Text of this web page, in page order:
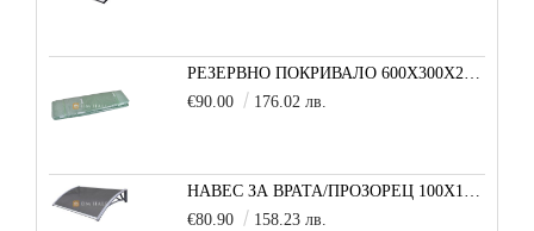
РЕЗЕРВНО ПОКРИВАЛО 600X300X200 CM SOLE TERRA STRONG ЗА ТУНЕЛНА ОРАНЖЕРИЯ
€90.00
176.02 лв.
НАВЕС ЗА ВРАТА/ПРОЗОРЕЦ 100Х150 СМ, СИВО-СИВО
€80.90
158.23 лв.